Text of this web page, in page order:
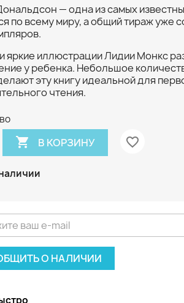
— одна из самых
по всему миру, а общий тираж уже
яркие иллюстрации Лидии Монкс
у ребенка. Небольшое
эту книгу идеальной для
чтения.
 В КОРЗИНУ favorite_border
О НАЛИЧИИ